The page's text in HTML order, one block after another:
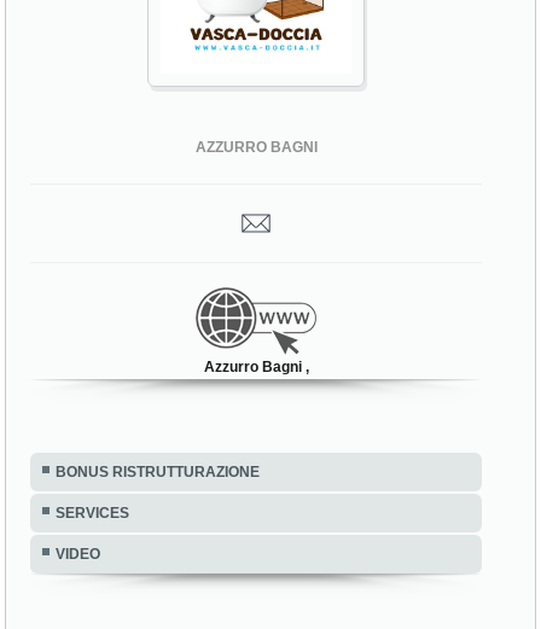
AZZURRO BAGNI
Azzurro Bagni ,
BONUS RISTRUTTURAZIONE
SERVICES
VIDEO